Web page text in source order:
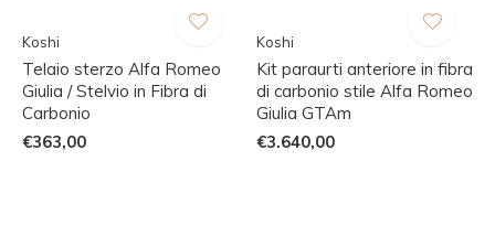
Koshi
Telaio sterzo Alfa Romeo
Giulia / Stelvio in Fibra di
Carbonio
€363,00
Koshi
Kit paraurti anteriore in fibra
di carbonio stile Alfa Romeo
Giulia GTAm
€3.640,00